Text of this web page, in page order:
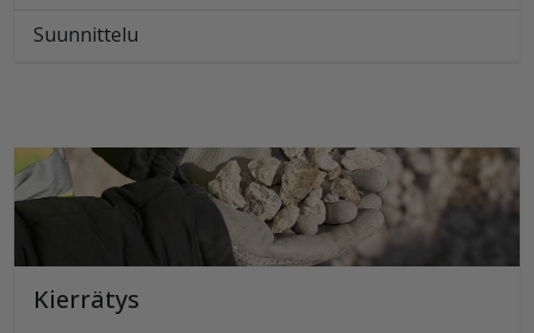
Suunnittelu
Kierrätys